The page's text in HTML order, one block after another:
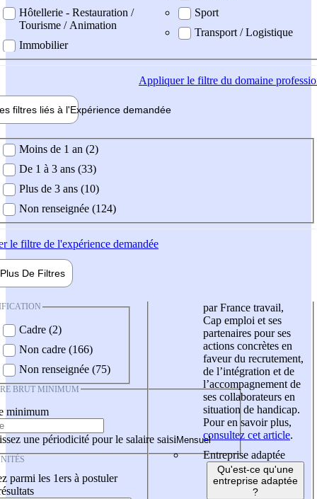
Hôtellerie - Restauration /
Tourisme / Animation
Immobilier
Sport
Transport / Logistique
Appliquerle filtre du domaine
filtres liés à l'Expérience demandée
demandée
Moins de 1 an (2)
De 1 à 3 ans (33)
Plus de 3 ans (10)
Non renseignée (124)
le filtre de l'expérience demandée
Plus De Filtres
Cadre (2)
Non cadre (166)
Non renseignée (75)
BRUT MINIMUM
minimum
une périodicité pour le salaire saisi
parmi les 1ers à postuler
par France travail,
Cap emploi et ses
partenaires pour ses
actions concrètes en
faveur du recrutement,
de l’intégration et de
l’accompagnement de
ses collaborateurs en
situation de handicap.
Pour en savoir plus,
consultez cet article.
Entreprise adaptée
Qu'est-ce qu'une
entreprise adaptée
?